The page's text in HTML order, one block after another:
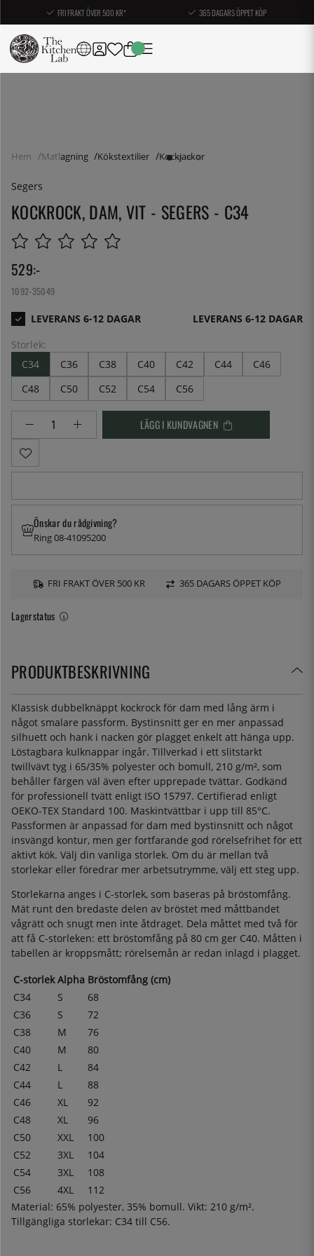
FRI FRAKT ÖVER 500 KR* 365 DAGARS ÖPPET KÖP
Hem Matlagning Kökstextilier Kockjackor
Segers
KOCKROCK, DAM, VIT - SEGERS - C34
529:-
1092-35049
LEVERANS 6-12 DAGAR
Storlek:
C34
C36 C38 C40 C42 C44
C46
C48
C50 C52 C54 C56
LÄGG I KUNDVAGNEN
Lagerstatus
Önskar du rådgivning?
Ring 08-41095200
FRI FRAKT ÖVER 500 KR 365 DAGARS ÖPPET KÖP
PRODUKTBESKRIVNING
Klassisk dubbelknäppt kockrock för dam med lång ärm i
något smalare passform. Bystinsnitt ger en mer anpassad
silhuett och hank i nacken gör plagget enkelt att hänga upp.
Löstagbara kulknappar ingår. Tillverkad i ett slitstarkt
twillvävt tyg i 65/35% polyester och bomull, 210 g/m², som
behåller färgen väl även efter upprepade tvättar. Godkänd
för professionell tvätt enligt ISO 15797. Certifierad enligt
OEKO-TEX Standard 100. Maskintvättbar i upp till 85°C.
Passformen är anpassad för dam med bystinsnitt och något
insvängd kontur, men ger fortfarande god rörelsefrihet för ett
aktivt kök. Välj din vanliga storlek. Om du är mellan två
storlekar eller föredrar mer arbetsutrymme, välj ett steg upp.
Storlekarna anges i C-storlek, som baseras på bröstomfång.
Mät runt den bredaste delen av bröstet med måttbandet
vågrätt och snugt men inte åtdraget. Dela måttet med två för
att få C-storleken: ett bröstomfång på 80 cm ger C40. Måtten i
tabellen är kroppsmått; rörelsemån är redan inlagd i plagget.
C-storlek Alpha Bröstomfång (cm)
C34
S
68
C36
S
72
C38
M
76
C40
M
80
C42
L
84
C44
L
88
C46
XL
92
C48
XL
96
C50
XXL
100
C52
3XL
104
C54
3XL
108
C56
4XL
112
Material: 65% polyester, 35% bomull. Vikt: 210 g/m².
Tillgängliga storlekar: C34 till C56.